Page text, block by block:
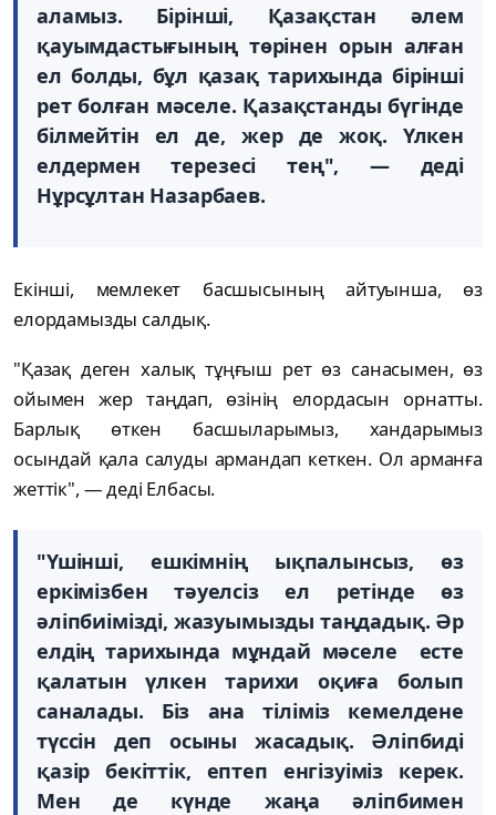
аламыз. Бірінші, Қазақстан әлем
қауымдастығының төрінен орын алған
ел болды, бұл қазақ тарихында бірінші
рет болған мәселе. Қазақстанды бүгінде
білмейтін ел де, жер де жоқ. Үлкен
елдермен терезесі тең", — деді
Нұрсұлтан Назарбаев.
Екінші, мемлекет басшысының айтуынша, өз
елордамызды салдық.
"Қазақ деген халық тұңғыш рет өз санасымен, өз
ойымен жер таңдап, өзінің елордасын орнатты.
Барлық өткен басшыларымыз, хандарымыз
осындай қала салуды армандап кеткен. Ол арманға
жеттік", — деді Елбасы.
"Үшінші, ешкімнің ықпалынсыз, өз
еркімізбен тәуелсіз ел ретінде өз
әліпбиімізді, жазуымызды таңдадық. Әр
елдің тарихында мұндай мәселе есте
қалатын үлкен тарихи оқиға болып
саналады. Біз ана тіліміз кемелдене
түссін деп осыны жасадық. Әліпбиді
қазір бекіттік, ептеп енгізуіміз керек.
Мен де күнде жаңа әліпбимен